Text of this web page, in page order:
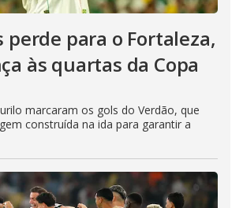
perde para o Fortaleza,
às quartas da Copa
marcaram os gols do Verdão, que
construída na ida para garantir a